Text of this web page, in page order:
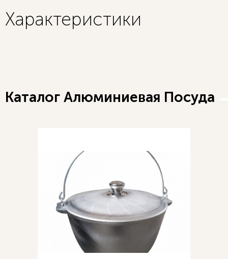
Характеристики
Каталог Алюминиевая Посуда